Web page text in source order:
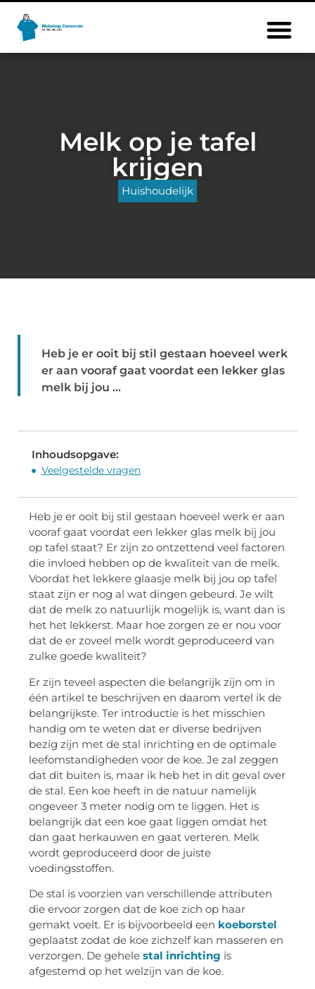
Melk op je tafel
krijgen
Huishoudelijk
Heb je er ooit bij stil gestaan hoeveel werk
er aan vooraf gaat voordat een lekker glas
melk bij jou ...
Inhoudsopgave:
Veelgestelde vragen
Heb je er ooit bij stil gestaan hoeveel werk er aan
vooraf gaat voordat een lekker glas melk bij jou
op tafel staat? Er zijn zo ontzettend veel factoren
die invloed hebben op de kwaliteit van de melk.
Voordat het lekkere glaasje melk bij jou op tafel
staat zijn er nog al wat dingen gebeurd. Je wilt
dat de melk zo natuurlijk mogelijk is, want dan is
het het lekkerst. Maar hoe zorgen ze er nou voor
dat de er zoveel melk wordt geproduceerd van
zulke goede kwaliteit?
Er zijn teveel aspecten die belangrijk zijn om in
één artikel te beschrijven en daarom vertel ik de
belangrijkste. Ter introductie is het misschien
handig om te weten dat er diverse bedrijven
bezig zijn met de stal inrichting en de optimale
leefomstandigheden voor de koe. Je zal zeggen
dat dit buiten is, maar ik heb het in dit geval over
de stal. Een koe heeft in de natuur namelijk
ongeveer 3 meter nodig om te liggen. Het is
belangrijk dat een koe gaat liggen omdat het
dan gaat herkauwen en gaat verteren. Melk
wordt geproduceerd door de juiste
voedingsstoffen.
De stal is voorzien van verschillende attributen
die ervoor zorgen dat de koe zich op haar
gemakt voelt. Er is bijvoorbeeld een koeborstel
geplaatst zodat de koe zichzelf kan masseren en
verzorgen. De gehele stal inrichting is
afgestemd op het welzijn van de koe.